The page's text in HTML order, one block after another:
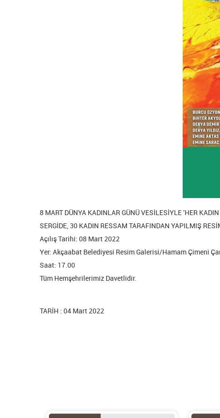
8 MART DÜNYA KADINLAR GÜNÜ VESİLESİYLE 'HER
SERGİDE, 30 KADIN RESSAM TARAFINDAN YAPILMIŞ
Açılış Tarihi: 08 Mart 2022
Yer: Akçaabat Belediyesi Resim Galerisi/Hamam Çimeni
Saat: 17.00
Tüm Hemşehrilerimiz Davetlidir.
TARİH : 04 Mart 2022